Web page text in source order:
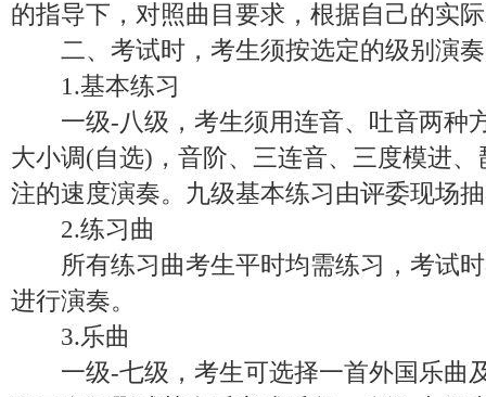
的指导下，对照曲目要求，根据自己的实
二、考试时，考生须按选定的级别演奏
1.基本练习
一级-八级，考生须用连音、吐音两种
大小调(自选)，音阶、三连音、三度模进
注的速度演奏。九级基本练习由评委现场
2.练习曲
所有练习曲考生平时均需练习，考试
进行演奏。
3.乐曲
一级-七级，考生可选择一首外国乐曲